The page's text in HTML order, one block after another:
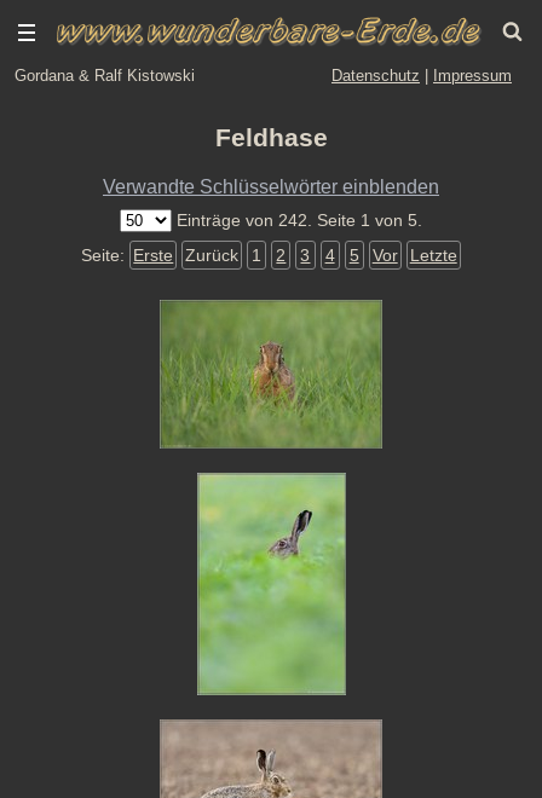
Gordana & Ralf Kistowski Datenschutz Impressum
Feldhase
Verwandte Schlüsselwörter einblenden
Einträge von 242. Seite 1 von 5.
Seite: Erste Zurück 1 2 3 4 5 Vor Letzte